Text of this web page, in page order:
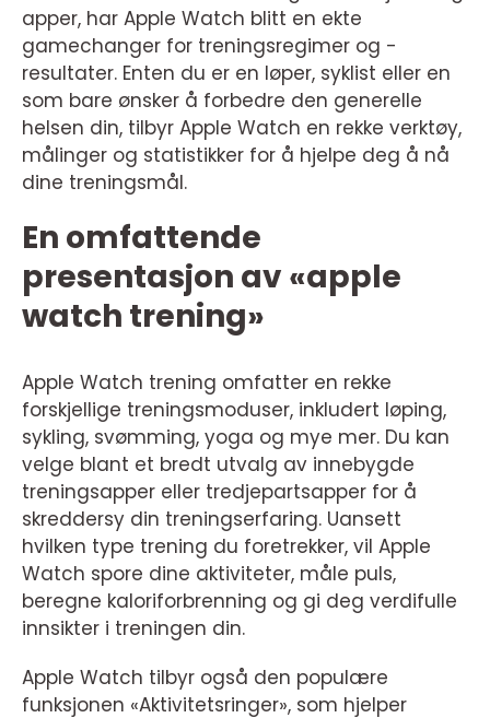
apper, har Apple Watch blitt en ekte
gamechanger for treningsregimer og -
resultater. Enten du er en løper, syklist eller en
som bare ønsker å forbedre den generelle
helsen din, tilbyr Apple Watch en rekke verktøy,
målinger og statistikker for å hjelpe deg å nå
dine treningsmål.
En omfattende
presentasjon av «apple
watch trening»
Apple Watch trening omfatter en rekke
forskjellige treningsmoduser, inkludert løping,
sykling, svømming, yoga og mye mer. Du kan
velge blant et bredt utvalg av innebygde
treningsapper eller tredjepartsapper for å
skreddersy din treningserfaring. Uansett
hvilken type trening du foretrekker, vil Apple
Watch spore dine aktiviteter, måle puls,
beregne kaloriforbrenning og gi deg verdifulle
innsikter i treningen din.
Apple Watch tilbyr også den populære
funksjonen «Aktivitetsringer», som hjelper